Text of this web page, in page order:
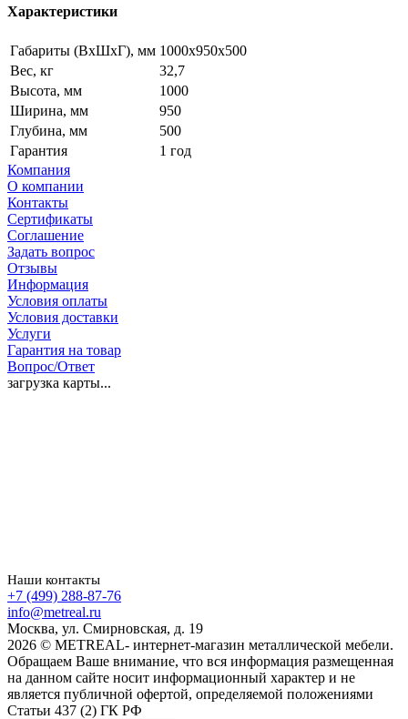
Характеристики
Габариты (ВxШxГ), мм 1000x950x500
Вес, кг
32,7
Высота, мм
1000
Ширина, мм
950
Глубина, мм
500
Гарантия
1 год
Компания
О компании
Контакты
Сертификаты
Соглашение
Задать вопрос
Отзывы
Информация
Условия оплаты
Условия доставки
Услуги
Гарантия на товар
Вопрос/Ответ
загрузка карты...
Наши контакты
+7 (499) 288-87-76
info@metreal.ru
Москва, ул. Смирновская, д. 19
2026 © METREAL- интернет-магазин металлической мебели.
Обращаем Ваше внимание, что вся информация размещенная
на данном сайте носит информационный характер и не
является публичной офертой, определяемой положениями
Статьи 437 (2) ГК РФ